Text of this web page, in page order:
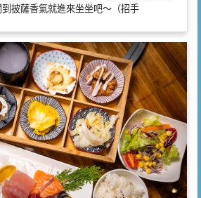
披薩香氣就進來坐坐吧～（招手